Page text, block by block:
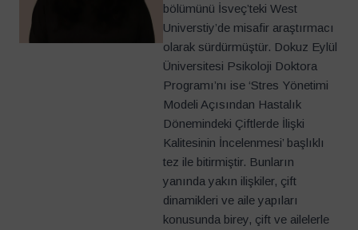
bölümünü İsveç’teki West
Universtiy’de misafir araştırmacı
olarak sürdürmüştür. Dokuz Eylül
Üniversitesi Psikoloji Doktora
Programı’nı ise ‘Stres Yönetimi
Modeli Açısından Hastalık
Dönemindeki Çiftlerde İlişki
Kalitesinin İncelenmesi’ başlıklı
tez ile bitirmiştir. Bunların
yanında yakın ilişkiler, çift
dinamikleri ve aile yapıları
konusunda birey, çift ve ailelerle